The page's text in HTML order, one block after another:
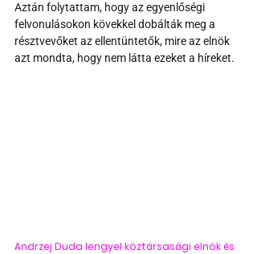
Aztán folytattam, hogy az egyenlőségi
felvonulásokon kövekkel dobálták meg a
résztvevőket az ellentüntetők, mire az elnök
azt mondta, hogy nem látta ezeket a híreket.
Andrzej Duda lengyel köztársasági elnök és